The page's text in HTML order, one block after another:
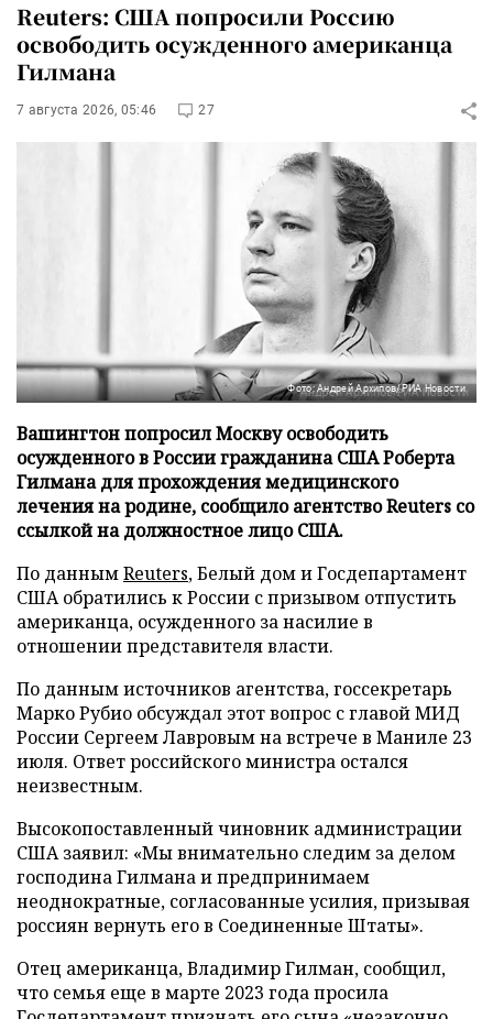
Reuters: США попросили Россию
освободить осужденного американца
Гилмана
7 августа 2026, 05:46 27
Фото: Андрей Архипов/РИА Новости
Вашингтон попросил Москву освободить
осужденного в России гражданина США Роберта
Гилмана для прохождения медицинского
лечения на родине, сообщило агентство Reuters со
ссылкой на должностное лицо США.
По даннымReuters, Белый дом и Госдепартамент
США обратились к России с призывом отпустить
американца, осужденного за насилие в
отношении представителя власти.
По данным источников агентства, госсекретарь
Марко Рубио обсуждал этот вопрос с главой МИД
России Сергеем Лавровым на встрече в Маниле 23
июля. Ответ российского министра остался
неизвестным.
Высокопоставленный чиновник администрации
США заявил: «Мы внимательно следим за делом
господина Гилмана и предпринимаем
неоднократные, согласованные усилия, призывая
россиян вернуть его в Соединенные Штаты».
Отец американца, Владимир Гилман, сообщил,
что семья еще в марте 2023 года просила